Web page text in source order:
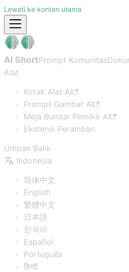
Lewati ke konten utama
AI ShortPrompt Komunitas
Alat
Kotak Alat AI
Prompt Gambar AI
Meja Bundar Pemikir AI
Ekstensi Peramban
Umpan Balik
Indonesia
简体中文
English
繁體中文
日本語
한국어
Español
Português
हिन्दी